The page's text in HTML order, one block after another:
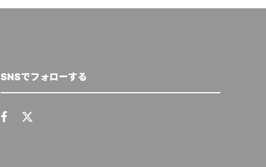
SNSでフォローする